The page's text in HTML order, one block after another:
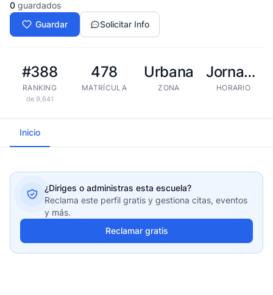
0 guardados
Guardar
Solicitar Info
#388
RANKING
de 9,641
478
MATRÍCULA
Urbana
ZONA
Jornada extendida
HORARIO
Inicio
¿Diriges o administras esta escuela?
Reclama este perfil gratis y gestiona citas, eventos
y más.
Reclamar gratis